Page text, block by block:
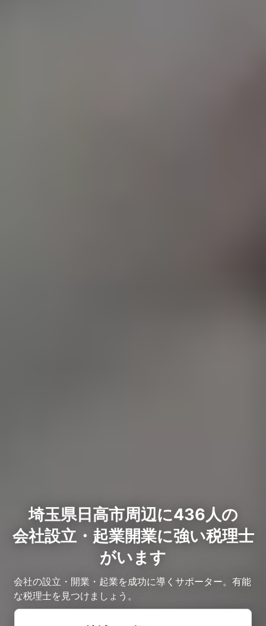
埼玉県日高市周辺に436人の
会社設立・起業開業に強い税理士
がいます
会社の設立・開業・起業を成功に導くサポーター。有能
な税理士を見つけましょう。